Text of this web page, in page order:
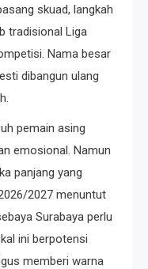
skuad, langkah
tradisional Liga
Nama besar
dibangun ulang
pemain asing
emosional. Namun
panjang yang
2027 menuntut
Surabaya perlu
ini berpotensi
memberi warna